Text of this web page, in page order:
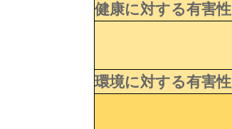
健康に対する有害性
環境に対する有害性